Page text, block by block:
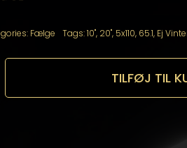
Fælge Tags:10", 20", 5x110, 65.1, Ej
TILFØJ TIL